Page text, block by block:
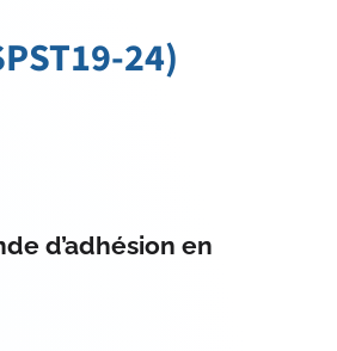
24)
d’adhésion en